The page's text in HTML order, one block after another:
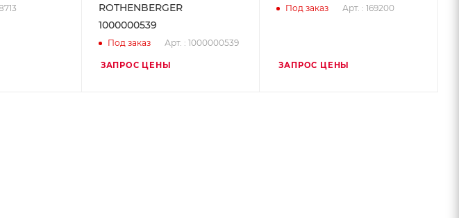
ROTHENBERGER
1000000539
Под заказ Арт. : 1000000539
ЗАПРОС ЦЕНЫ
Под заказ Арт. : 169200
ЗАПРОС ЦЕНЫ